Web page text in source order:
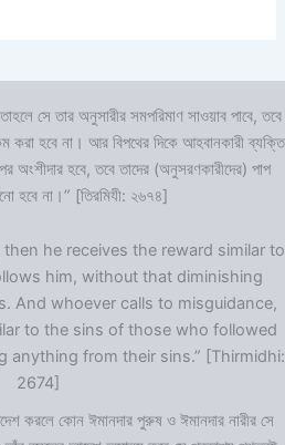
সে তার অনুসারীর সমপরিমাণ সাওয়াব পাবে, তবে
করা হবে না। আর বিপথের দিকে আহবানকারী ব্যক্তি
অংশীদার হবে, তবে তাদের (অনুসরণকারীদের) পাপ
হবে না।” [তিরমিযী: ২৬৭৪]
he receives the reward similar to
him, without that diminishing
And whoever calls to misguidance,
to the sins of those who followed
anything from their sins.” [Thirmidhi:
2674]
করলে কোন ঈমানদার পুরুষ ও ঈমানদার নারীর সে